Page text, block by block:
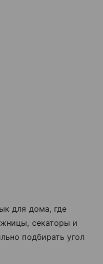
для дома, где
секаторы и
подбирать угол